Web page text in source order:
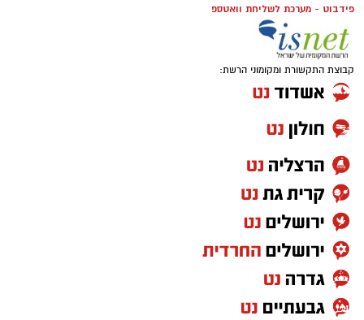
פידבוט - מערכת לשליחת וואטספ
קבוצת התקשורת ומקומוני הרשת: